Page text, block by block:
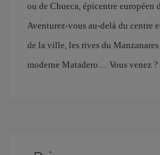
ou de Chueca, épicentre européen
Aventurez-vous au-delà du centre
de la ville, les rives du
moderne Matadero… Vous venez ?